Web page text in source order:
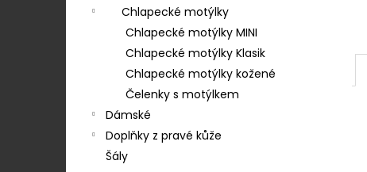
Chlapecké motýlky
Chlapecké motýlky MINI
Chlapecké motýlky Klasik
Chlapecké motýlky kožené
Čelenky s motýlkem
Dámské
Doplňky z pravé kůže
Šály